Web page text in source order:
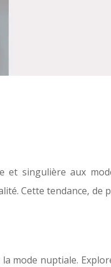
singulière aux
Cette tendance,
mode nuptiale.